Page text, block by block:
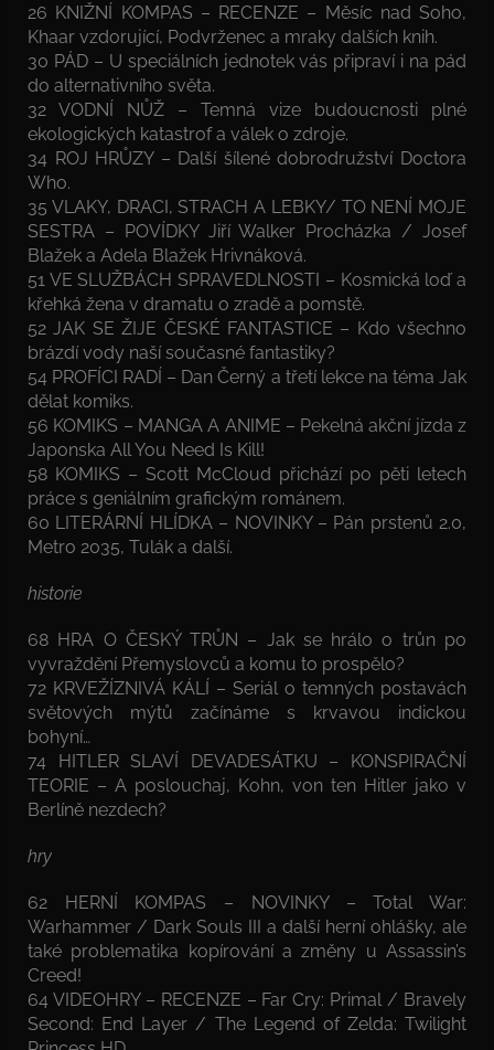
26 KNIŽNÍ KOMPAS – RECENZE – Měsíc nad Soho,
Khaar vzdorující, Podvrženec a mraky dalších knih.
30 PÁD – U speciálních jednotek vás připraví i na pád
do alternativního světa.
32 VODNÍ NŮŽ – Temná vize budoucnosti plné
ekologických katastrof a válek o zdroje.
34 ROJ HRŮZY – Další šílené dobrodružství Doctora
Who.
35 VLAKY, DRACI, STRACH A LEBKY/ TO NENÍ MOJE
SESTRA – POVÍDKY Jiří Walker Procházka / Josef
Blažek a Adela Blažek Hrivnáková.
51 VE SLUŽBÁCH SPRAVEDLNOSTI – Kosmická loď a
křehká žena v dramatu o zradě a pomstě.
52 JAK SE ŽIJE ČESKÉ FANTASTICE – Kdo všechno
brázdí vody naší současné fantastiky?
54 PROFÍCI RADÍ – Dan Černý a třetí lekce na téma Jak
dělat komiks.
56 KOMIKS – MANGA A ANIME – Pekelná akční jízda z
Japonska All You Need Is Kill!
58 KOMIKS – Scott McCloud přichází po pěti letech
práce s geniálním grafickým románem.
60 LITERÁRNÍ HLÍDKA – NOVINKY – Pán prstenů 2.0,
Metro 2035, Tulák a další.
historie
68 HRA O ČESKÝ TRŮN – Jak se hrálo o trůn po
vyvraždění Přemyslovců a komu to prospělo?
72 KRVEŽÍZNIVÁ KÁLÍ – Seriál o temných postavách
světových mýtů začínáme s krvavou indickou
bohyní…
74 HITLER SLAVÍ DEVADESÁTKU – KONSPIRAČNÍ
TEORIE – A poslouchaj, Kohn, von ten Hitler jako v
Berlíně nezdech?
hry
62 HERNÍ KOMPAS – NOVINKY – Total War:
Warhammer / Dark Souls III a další herní ohlášky, ale
také problematika kopírování a změny u Assassin’s
Creed!
64 VIDEOHRY – RECENZE – Far Cry: Primal / Bravely
Second: End Layer / The Legend of Zelda: Twilight